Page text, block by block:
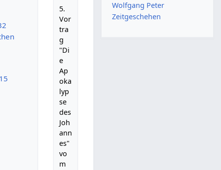
5.
Vor
tra
g
"Di
e
Ap
oka
lyp
se
des
Joh
ann
es"
vo
m
Wolfgang Peter
Zeitgeschehen